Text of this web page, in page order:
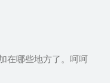
在哪些地方了。呵呵